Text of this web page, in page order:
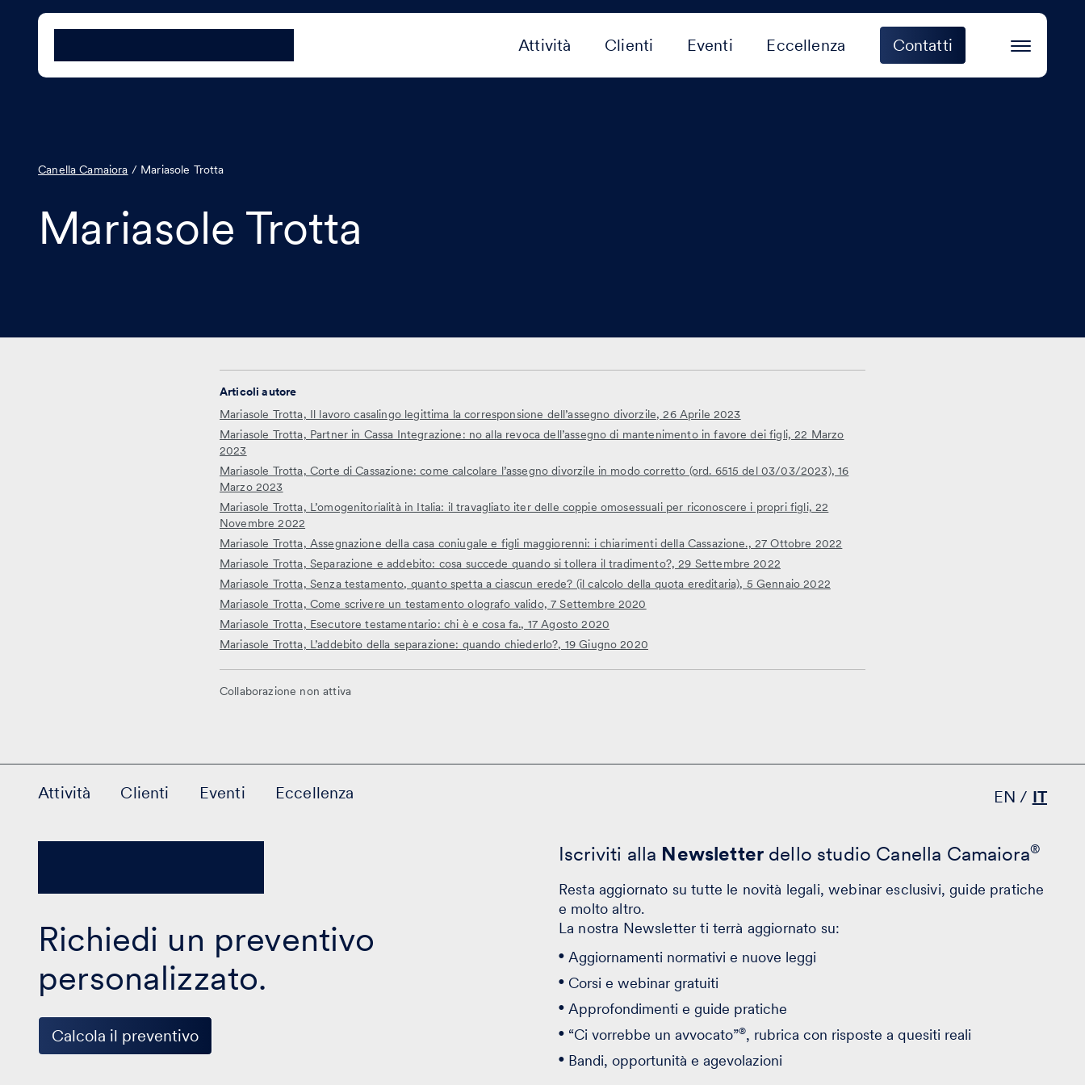
Attività Clienti Eventi Eccellenza Contatti
Canella Camaiora / Mariasole Trotta
Mariasole Trotta
Articoli autore
Mariasole Trotta, Il lavoro casalingo legittima la corresponsione dell’assegno divorzile, 26 Aprile 2023
Mariasole Trotta, Partner in Cassa Integrazione: no alla revoca dell’assegno di mantenimento in favore dei figli, 22 Marzo
2023
Mariasole Trotta, Corte di Cassazione: come calcolare l’assegno divorzile in modo corretto (ord. 6515 del 03/03/2023), 16
Marzo 2023
Mariasole Trotta, L’omogenitorialità in Italia: il travagliato iter delle coppie omosessuali per riconoscere i propri figli, 22
Novembre 2022
Mariasole Trotta, Assegnazione della casa coniugale e figli maggiorenni: i chiarimenti della Cassazione., 27 Ottobre 2022
Mariasole Trotta, Separazione e addebito: cosa succede quando si tollera il tradimento?, 29 Settembre 2022
Mariasole Trotta, Senza testamento, quanto spetta a ciascun erede? (il calcolo della quota ereditaria), 5 Gennaio 2022
Mariasole Trotta, Come scrivere un testamento olografo valido, 7 Settembre 2020
Mariasole Trotta, Esecutore testamentario: chi è e cosa fa., 17 Agosto 2020
Mariasole Trotta, L’addebito della separazione: quando chiederlo?, 19 Giugno 2020
Collaborazione non attiva
Attività Clienti Eventi Eccellenza IT
EN
Richiedi un preventivo
personalizzato.
Calcola il preventivo
Iscriviti alla Newsletter dello studio Canella Camaiora®
Resta aggiornato su tutte le novità legali, webinar esclusivi, guide pratiche
e molto altro.
La nostra Newsletter ti terrà aggiornato su:
Aggiornamenti normativi e nuove leggi
Corsi e webinar gratuiti
Approfondimenti e guide pratiche
“Ci vorrebbe un avvocato”®, rubrica con risposte a quesiti reali
Bandi, opportunità e agevolazioni